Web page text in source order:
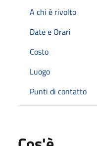
A chi è rivolto
Date e Orari
Costo
Luogo
Punti di contatto